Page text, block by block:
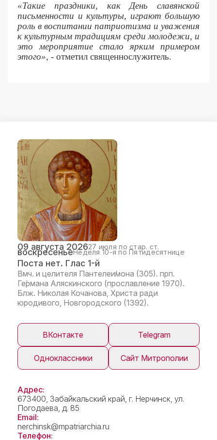
«Такие праздники, как День славянской
письменности и культуры, играют большую
роль в воспитании патриотизма и уважения
к культурным традициям среди молодежи, и
это мероприятие стало ярким примером
этого», - отметил священнослужитель.
09 августа 202627 июля по стар. ст.
воскресеньеНеделя 10-я по Пятидесятнице
Поста нет. Глас 1-й
Вмч. и целителя Пантелеи́мона (305). прп.
Ге́рмана Аляскинского (прославление 1970).
Блж. Николая Кочанова, Христа ради
юродивого, Новгородского (1392).
ВКонтакте Telegram
Одноклассники Сайт Митрополии
Адрес:
673400, Забайкальский край, г. Нерчинск, ул.
Погодаева, д. 85
Email:
nerchinsk@mpatriarchia.ru
Телефон: